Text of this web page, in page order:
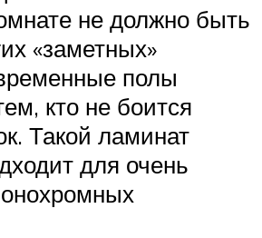
не должно быть
«заметных»
полы
кто не боится
Такой ламинат
для очень